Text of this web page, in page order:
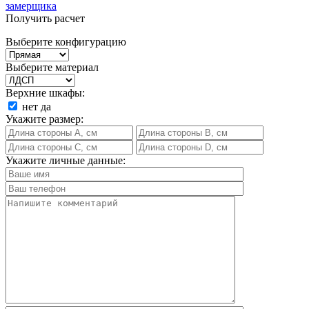
замерщика
Получить расчет
Выберите конфигурацию
Выберите материал
Верхние шкафы:
нет да
Укажите размер:
Укажите личные данные: